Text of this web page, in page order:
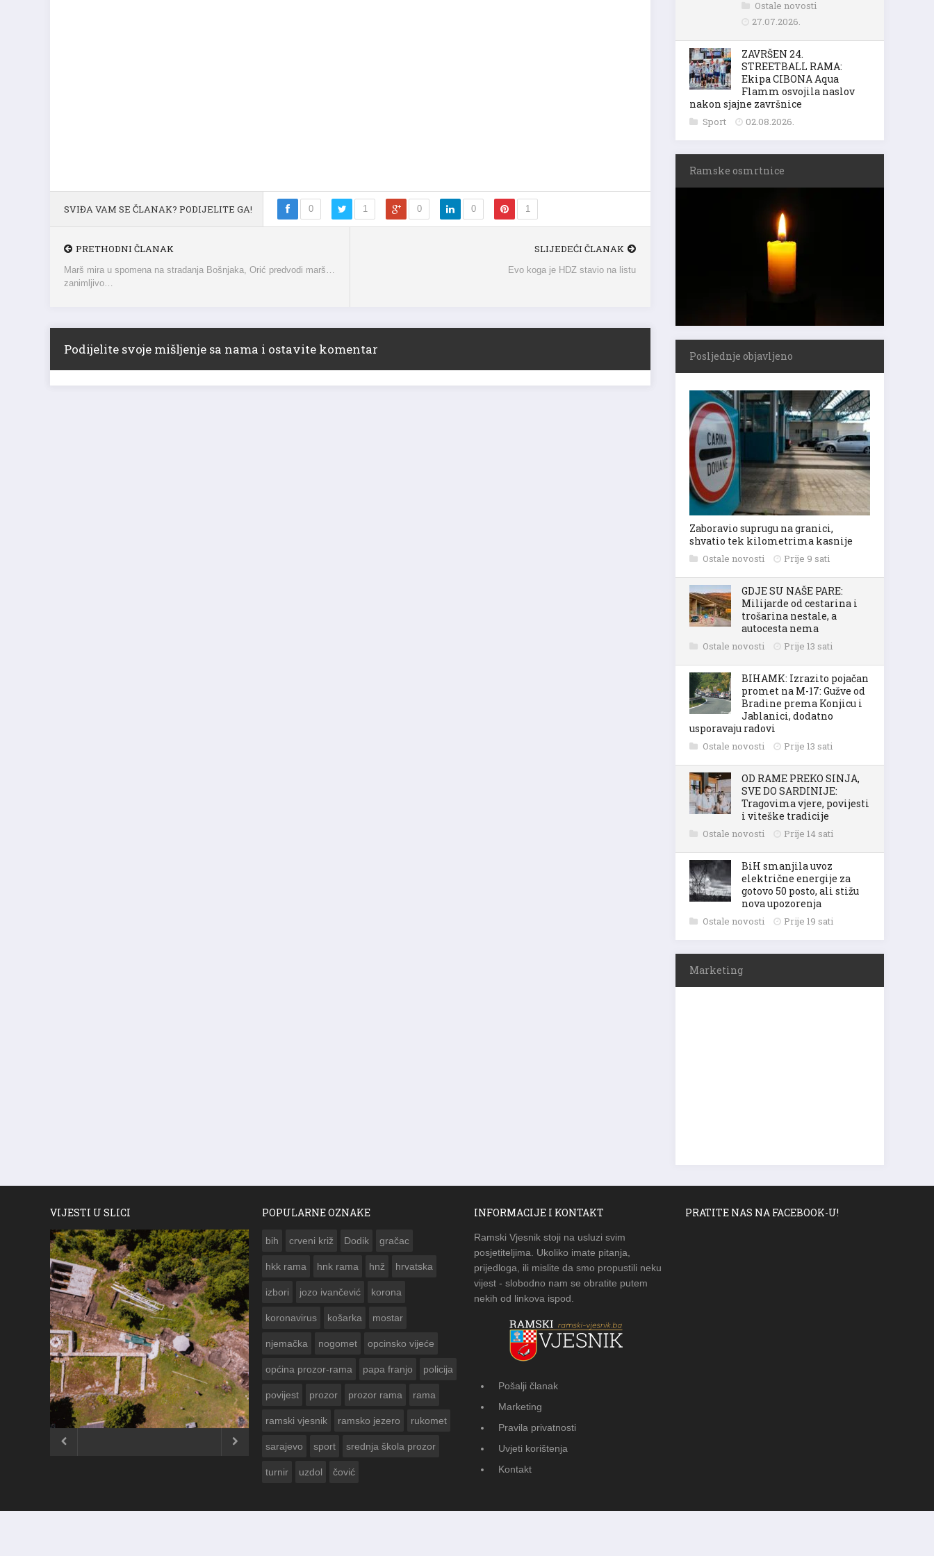
SVIĐA VAM SE ČLANAK? PODIJELITE GA! 0 1 0 0 1
PRETHODNI ČLANAK
zanimljivo…
SLIJEDEĆI ČLANAK
Podijelite svoje mišljenje sa nama i ostavite komentar
Ostale novosti
27.07.2026.
ZAVRŠEN 24.
STREETBALL RAMA:
Ekipa CIBONA Aqua
Flamm osvojila naslov
nakon sjajne završnice
Sport 02.08.2026.
Ramske osmrtnice
Posljednje objavljeno
Zaboravio suprugu na granici,
shvatio tek kilometrima kasnije
Ostale novosti Prije 9 sati
GDJE SU NAŠE PARE:
Milijarde od cestarina i
trošarina nestale, a
autocesta nema
Ostale novosti Prije 13 sati
BIHAMK: Izrazito pojačan
promet na M-17: Gužve od
Bradine prema Konjicu i
Jablanici, dodatno
usporavaju radovi
Ostale novosti Prije 13 sati
OD RAME PREKO SINJA,
SVE DO SARDINIJE:
Tragovima vjere, povijesti
i viteške tradicije
Ostale novosti Prije 14 sati
BiH smanjila uvoz
električne energije za
gotovo 50 posto, ali stižu
nova upozorenja
Ostale novosti Prije 19 sati
Marketing
VIJESTI U SLICI
ČESTITKA RAMSKOG VJESNIKA ZA
USKRS 2023. GODINE
 
POPULARNE OZNAKE
bih crveni križ Dodik gračac
hkk rama hnk rama hnž hrvatska
izbori jozo ivančević korona
koronavirus košarka mostar
njemačka nogomet opcinsko vijeće
općina prozor-rama papa franjo policija
povijest prozor prozor rama rama
ramski vjesnik ramsko jezero rukomet
sarajevo sport srednja škola prozor
turnir uzdol čović
INFORMACIJE I KONTAKT
Ramski Vjesnik stoji na usluzi svim
posjetiteljima. Ukoliko imate pitanja,
prijedloga, ili mislite da smo propustili neku
vijest - slobodno nam se obratite putem
nekih od linkova ispod.
Pošalji članak
Marketing
Pravila privatnosti
Uvjeti korištenja
Kontakt
PRATITE NAS NA FACEBOOK-U!